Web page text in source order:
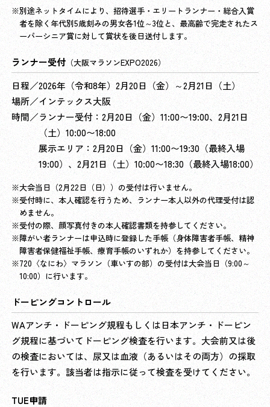
別途ネットタイムにより、招待選手・エリートランナー・総合入賞
者を除く年代別5歳刻みの男女各1位～3位と、最高齢で完走されたス
ーパーシニア賞に対して賞状を後日送付します。
ランナー受付（大阪マラソンEXPO2026）
日程／2026年（令和8年）2月20日（金）～2月21日（土）
場所／インテックス大阪
時間／ランナー受付：2月20日（金）11:00〜19:00、2月21日
（土）10:00〜18:00
展示エリア：2月20日（金）11:00〜19:30（最終入場
19:00）、2月21日（土）10:00〜18:30（最終入場18:00）
大会当日（2月22日（日））の受付は行いません。
受付時に、本人確認を行うため、ランナー本人以外の代理受付は認
めません。
受付の際、顔写真付きの本人確認書類を持参してください。
障がい者ランナーは申込時に登録した手帳（身体障害者手帳、精神
障害者保健福祉手帳、療育手帳のいずれか）を持参してください。
720〈なにわ〉マラソン（車いすの部）の受付は大会当日（9:00～
10:00）に行います。
ドーピングコントロール
WAアンチ・ドーピング規程もしくは日本アンチ・ドーピン
グ規程に基づいてドーピング検査を行います。大会前又は後
の検査においては、尿又は血液（あるいはその両方）の採取
を行います。該当者は指示に従って検査を受けてください。
TUE申請